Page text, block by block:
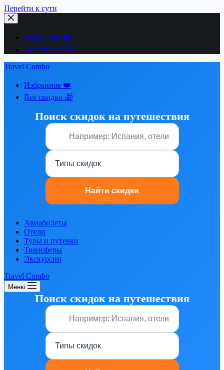
Перейти к сути
Избранное ❤️
Все скидки 🎁
Travel Combo
Избранное ❤️
Все скидки 🎁
Поиск скидок на путешествия
Авиабилеты
Отели
Туры и путевки
Трансферы
Экскурсии
Travel Combo
Меню
Поиск скидок на путешествия